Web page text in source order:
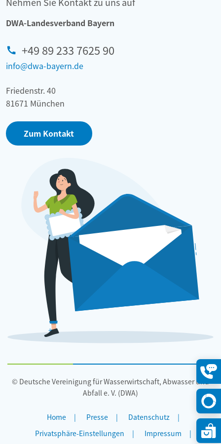
DWA-Landesverband Bayern
+49 89 233 7625 90
info@dwa-bayern.de
Friedenstr. 40
81671 München
Zum Kontakt
© Deutsche Vereinigung für Wasserwirtschaft, Abwasser und
Abfall e. V. (DWA)
Home Presse
Datenschutz
Privatsphäre-Einstellungen
Impressum